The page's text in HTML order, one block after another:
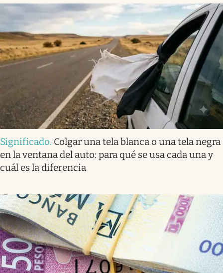
Significado. Colgar una tela blanca o una tela negra
en la ventana del auto: para qué se usa cada una y
cuál es la diferencia